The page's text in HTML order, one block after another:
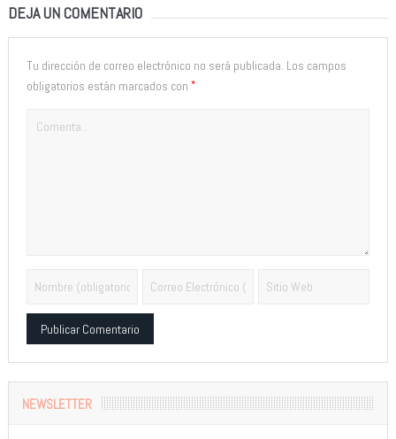
DEJA UN COMENTARIO
Tu dirección de correo electrónico no será publicada. Los campos
obligatorios están marcados con *
NEWSLETTER